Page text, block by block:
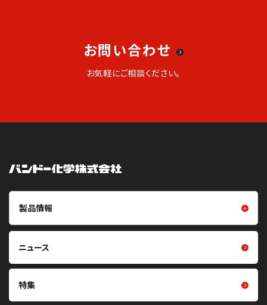
お問い合わせ
お気軽にご相談ください。
製品情報
摩擦伝動ベルト（Vベルト・平ベ
ト・プーリ）
フイルム・シート
クリーン化製品
ニュース
特集